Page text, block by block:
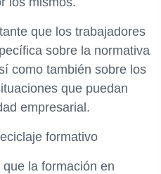
que los trabajadores
sobre la normativa
como también sobre los
que puedan
empresarial.
formativo
la formación en